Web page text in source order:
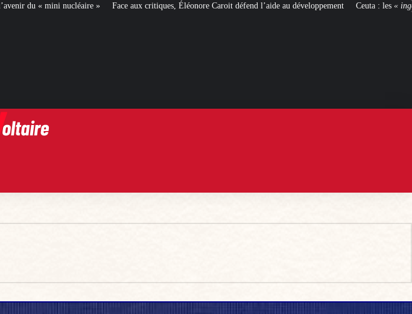
Face aux critiques, Éléonore Caroit défend l’aide au développement Ceuta : les« ingérences étrangères »pour faire